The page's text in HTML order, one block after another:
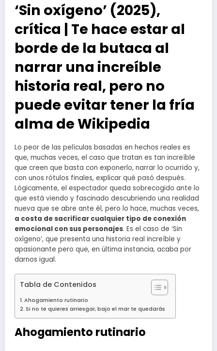
‘Sin oxígeno’ (2025),
crítica | Te hace estar al
borde de la butaca al
narrar una increíble
historia real, pero no
puede evitar tener la fría
alma de Wikipedia
Lo peor de las películas basadas en hechos reales es
que, muchas veces, el caso que tratan es tan increíble
que creen que basta con exponerlo, narrar lo ocurrido y,
con unos rótulos finales, explicar qué pasó después.
Lógicamente, el espectador queda sobrecogido ante lo
que está viendo y fascinado descubriendo una realidad
nueva que se abre ante él, pero lo hace, muchas veces,
a costa de sacrificar cualquier tipo de conexión
emocional con sus personajes. Es el caso de ‘Sin
oxígeno’, que presenta una historia real increíble y
apasionante pero que, en última instancia, acaba por
darnos igual.
Tabla de Contenidos
Ahogamiento rutinario
Si no te quieres arriesgar, bajo el mar te quedarás
Ahogamiento rutinario